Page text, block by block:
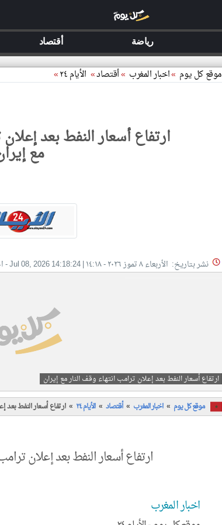
موقع كل يوم »اخبار المغرب »أقتصاد» الأيام ٢٤ »
ارتفاع أسعار النفط بعد
مع
نشر بتاريخ: الأربعاء ٨ تموز ٢٠٢٦ - ١٤:١٨ |
Jul 08, 2026 14:18:24
-
ارتفاع أسعار النفط بعد إعلان ترامب انتهاء وقف النار مع إيران
موقع كل يوم اخبار المغرب أقتصاد الأيام ٢٤ ارتفاع أسعار النفط بعد
ارتفاع أسعار النفط بعد إعلان
اخبار المغرب
رياضة أقتصاد